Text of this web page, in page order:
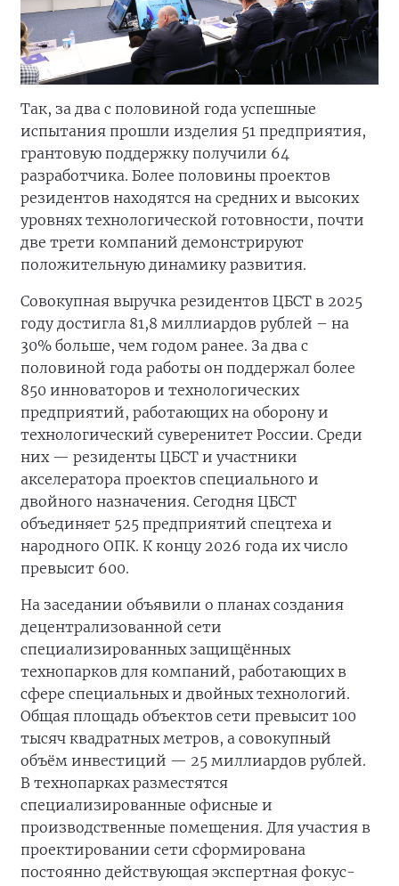
Так, за два с половиной года успешные
испытания прошли изделия 51 предприятия,
грантовую поддержку получили 64
разработчика. Более половины проектов
резидентов находятся на средних и высоких
уровнях технологической готовности, почти
две трети компаний демонстрируют
положительную динамику развития.
Совокупная выручка резидентов ЦБСТ в 2025
году достигла 81,8 миллиардов рублей – на
30% больше, чем годом ранее. За два с
половиной года работы он поддержал более
850 инноваторов и технологических
предприятий, работающих на оборону и
технологический суверенитет России. Среди
них — резиденты ЦБСТ и участники
акселератора проектов специального и
двойного назначения. Сегодня ЦБСТ
объединяет 525 предприятий спецтеха и
народного ОПК. К концу 2026 года их число
превысит 600.
На заседании объявили о планах создания
децентрализованной сети
специализированных защищённых
технопарков для компаний, работающих в
сфере специальных и двойных технологий.
Общая площадь объектов сети превысит 100
тысяч квадратных метров, а совокупный
объём инвестиций — 25 миллиардов рублей.
В технопарках разместятся
специализированные офисные и
производственные помещения. Для участия в
проектировании сети сформирована
постоянно действующая экспертная фокус-